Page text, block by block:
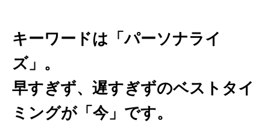
キーワードは「パーソナライ
ズ」。
早すぎず、遅すぎずのベストタイ
ミングが「今」です。